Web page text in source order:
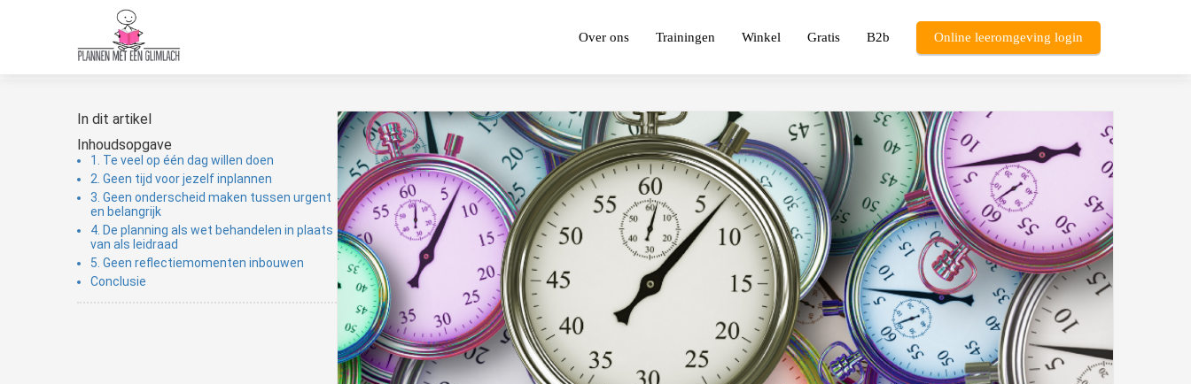
Over ons Trainingen Winkel Gratis B2b Online leeromgeving login
In dit artikel
Inhoudsopgave
1. Te veel op één dag willen doen
2. Geen tijd voor jezelf inplannen
3. Geen onderscheid maken tussen urgent
en belangrijk
4. De planning als wet behandelen in plaats
van als leidraad
5. Geen reflectiemomenten inbouwen
Conclusie